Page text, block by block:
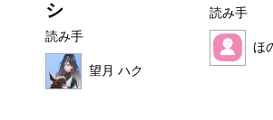
シ
読み手
望月 ハク
読み手
ほ